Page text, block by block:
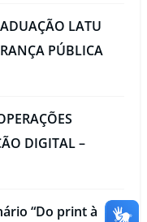
LATU
PÚBLICA
DIGITAL –
“Do print à